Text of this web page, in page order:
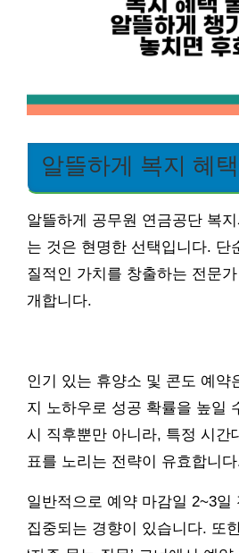
알뜰하게 복지 혜
알뜰하게 공무원 연금공단 복
는 것은 현명한 선택입니다. 단
질적인 가치를 창출하는 전문
개합니다.
인기 있는 휴양소 및 콘도 예약
지 노하우로 성공 확률을 높일
시 직후뿐만 아니라, 특정 시간
표를 노리는 전략이 유효합니
일반적으로 예약 마감일 2~3일
집중되는 경향이 있습니다. 또